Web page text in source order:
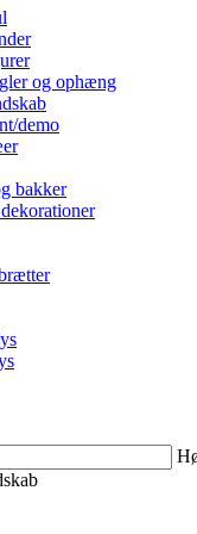
og ophæng
demo
bakker